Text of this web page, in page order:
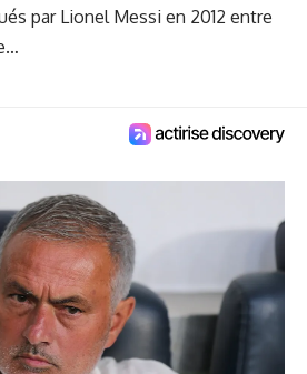
par Lionel Messi en 2012 entre